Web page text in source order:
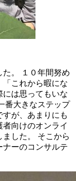
。 １０年間努め
これから暇にな
には思ってもいな
番大きなステップ
が、あまりにも
向けのオンライ
した。 そこから
ーのコンサルテ